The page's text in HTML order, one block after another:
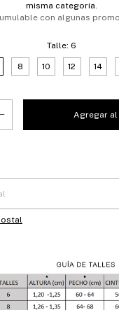
misma categoría.
con algunas
Talle: 6
8 10 12 14